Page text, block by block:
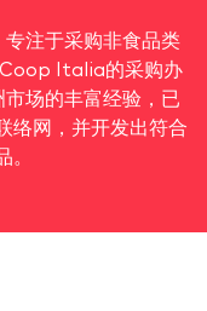
注于采购非食品类
Coop Italia的采购办
场的丰富经验，已
络网，并开发出符合
。